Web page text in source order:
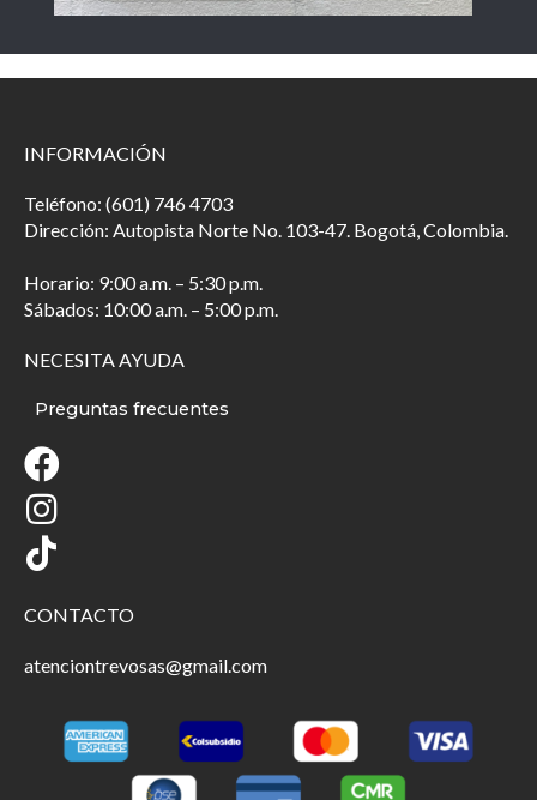
INFORMACIÓN
Teléfono: (601) 746 4703
Dirección: Autopista Norte No. 103-47. Bogotá, Colombia.
Horario: 9:00 a.m. – 5:30 p.m.
Sábados: 10:00 a.m. – 5:00 p.m.
NECESITA AYUDA
Preguntas frecuentes
CONTACTO
atenciontrevosas@gmail.com